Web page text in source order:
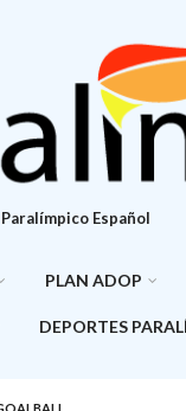
Español
PLAN ADOP
DEPORTES